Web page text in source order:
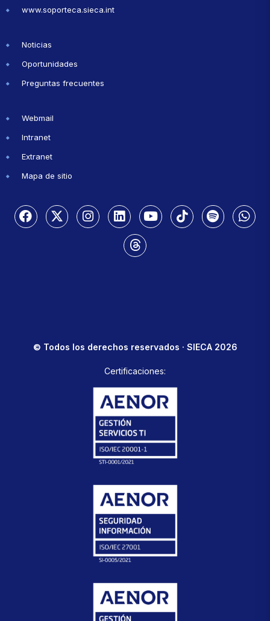
www.soporteca.sieca.int
Noticias
Oportunidades
Preguntas frecuentes
Webmail
Intranet
Extranet
Mapa de sitio
© Todos los derechos reservados · SIECA 2026
Certificaciones: